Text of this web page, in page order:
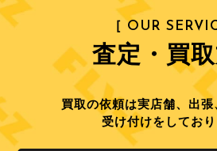
［ OUR
査定・買
買取の依頼は実店舗、出
受け付けをしてお